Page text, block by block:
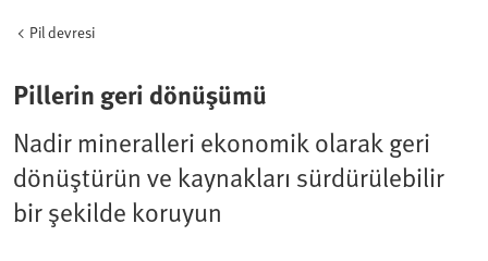
Pil devresi
Pillerin geri dönüşümü
Nadir mineralleri ekonomik olarak geri
dönüştürün ve kaynakları sürdürülebilir
bir şekilde koruyun